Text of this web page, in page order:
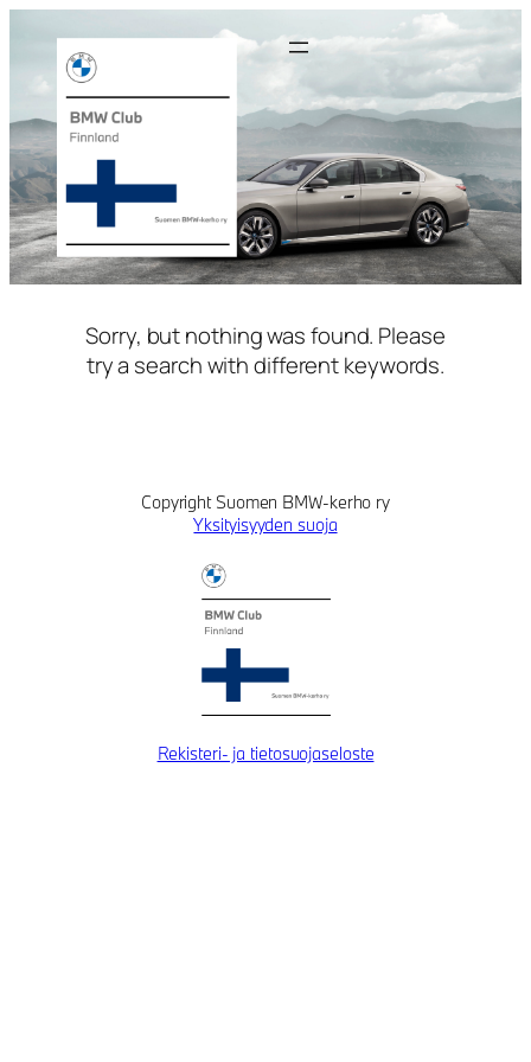
sisältöön
Sorry, but nothing was found. Please
try a search with different keywords.
Copyright Suomen BMW-kerho ry
Yksityisyyden suoja
Rekisteri- ja tietosuojaseloste